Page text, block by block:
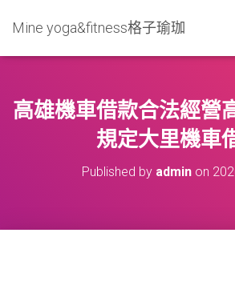
Mine yoga&fitness格子瑜珈
高雄機車借款合法經營
規定大里機車
Published by adminon